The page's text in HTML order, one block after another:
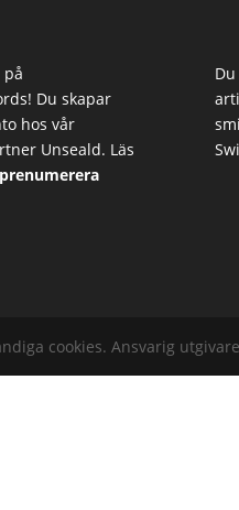
på
Du skapar
hos vår
Unseald. Läs
cookies. Ansvarig